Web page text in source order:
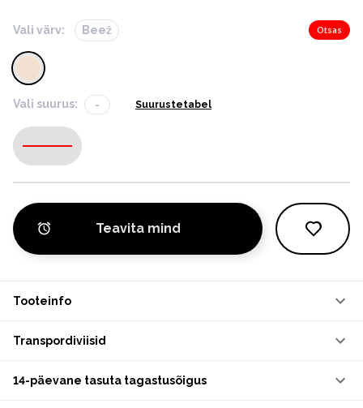
Vali värv: Beež Otsas
Vali suurus: - Suurustetabel
-
Teavita mind
Tooteinfo
Transpordiviisid
14-päevane tasuta tagastusõigus